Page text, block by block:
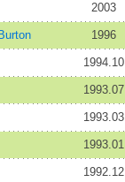
2003
1996
1994.10
1993.07
1993.03
1993.01
1992.12